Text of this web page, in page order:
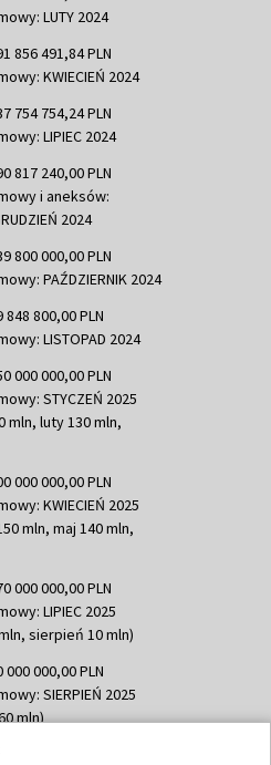
LUTY 2024
856 491,84 PLN
KWIECIEŃ 2024
754 754,24 PLN
LIPIEC 2024
817 240,00 PLN
i aneksów:
2024
800 000,00 PLN
PAŹDZIERNIK 2024
800,00 PLN
LISTOPAD 2024
000 000,00 PLN
STYCZEŃ 2025
mln, luty 130 mln,
000 000,00 PLN
KWIECIEŃ 2025
mln, maj 140 mln,
000 000,00 PLN
LIPIEC 2025
sierpień 10 mln)
000,00 PLN
SIERPIEŃ 2025
mln)
051,21 PLN